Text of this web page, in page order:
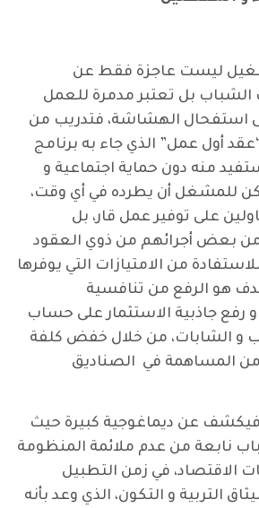
ليست عاجزة فقط عن
الشباب بل تعتبر مدمرة للعمل
استفحال الهشاشة، فتدريب من
أول عمل” الذي جاء به برنامج
منه دون حماية اجتماعية و
للمشغل أن يطرده في أي وقت،
على توفير عمل قار، بل
بعض أجرائهم من ذوي العقود
من الامتيازات التي يوفرها
هو الرفع من تنافسية
و رفع جاذبية الاستثمار على حساب
و الشابات، من خلال خفض كلفة
من المساهمة في الصناديق
فيكشف عن ديماغوجية كبيرة حيث
نابعة من عدم ملائمة المنظومة
الاقتصاد، في زمن التطبيل
التربية و التكون، الذي وعد بأنه